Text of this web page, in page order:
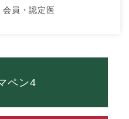
会員・認定医
ペン4